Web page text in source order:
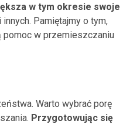
w tym okresie swoje
Pamiętajmy o tym,
pomoc w przemieszczaniu
Warto wybrać porę
Przygotowując się